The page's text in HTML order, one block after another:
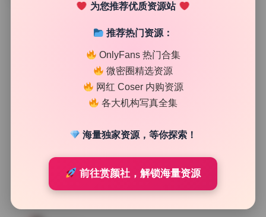
MIYA 微密圈 cosplay合集35套无水印资源 实时更新
为您推荐优质资源站
推荐热门资源：
OnlyFans 热门合集
微密圈精选资源
网红 Coser 内购资源
各大机构写真全集
海量独家资源，等你探索！
前往赏颜社，解锁海量资源